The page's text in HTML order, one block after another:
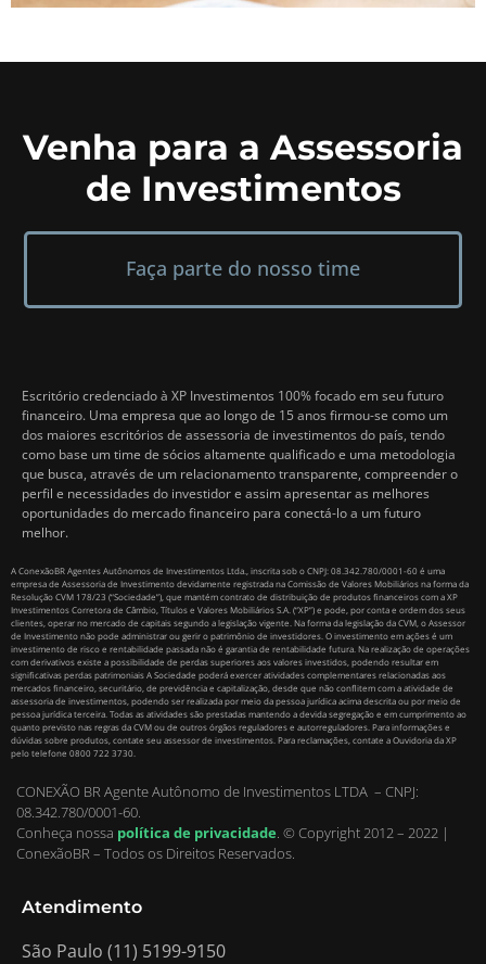
Venha para a Assessoria
de Investimentos
Faça parte do nosso time
Escritório credenciado à XP Investimentos 100% focado em seu futuro
financeiro. Uma empresa que ao longo de 15 anos firmou-se como um
dos maiores escritórios de assessoria de investimentos do país, tendo
como base um time de sócios altamente qualificado e uma metodologia
que busca, através de um relacionamento transparente, compreender o
perfil e necessidades do investidor e assim apresentar as melhores
oportunidades do mercado financeiro para conectá-lo a um futuro
melhor.
A ConexãoBR Agentes Autônomos de Investimentos Ltda., inscrita sob o CNPJ: 08.342.780/0001-60 é uma
empresa de Assessoria de Investimento devidamente registrada na Comissão de Valores Mobiliários na forma da
Resolução CVM 178/23 (“Sociedade”), que mantém contrato de distribuição de produtos financeiros com a XP
Investimentos Corretora de Câmbio, Títulos e Valores Mobiliários S.A. (“XP”) e pode, por conta e ordem dos seus
clientes, operar no mercado de capitais segundo a legislação vigente. Na forma da legislação da CVM, o Assessor
de Investimento não pode administrar ou gerir o patrimônio de investidores. O investimento em ações é um
investimento de risco e rentabilidade passada não é garantia de rentabilidade futura. Na realização de operações
com derivativos existe a possibilidade de perdas superiores aos valores investidos, podendo resultar em
significativas perdas patrimoniais A Sociedade poderá exercer atividades complementares relacionadas aos
mercados financeiro, securitário, de previdência e capitalização, desde que não conflitem com a atividade de
assessoria de investimentos, podendo ser realizada por meio da pessoa jurídica acima descrita ou por meio de
pessoa jurídica terceira. Todas as atividades são prestadas mantendo a devida segregação e em cumprimento ao
quanto previsto nas regras da CVM ou de outros órgãos reguladores e autorreguladores. Para informações e
dúvidas sobre produtos, contate seu assessor de investimentos. Para reclamações, contate a Ouvidoria da XP
pelo telefone 0800 722 3730.
CONEXÃO BR Agente Autônomo de Investimentos LTDA – CNPJ:
08.342.780/0001-60.
Conheça nossa política de privacidade. © Copyright 2012 – 2022 |
ConexãoBR – Todos os Direitos Reservados.
Atendimento
São Paulo (11) 5199-9150